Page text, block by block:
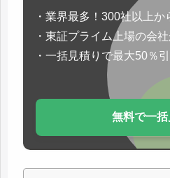
・業界最多！300社以上
・東証プライム上場の会
・一括見積りで最大50％
無料で一括